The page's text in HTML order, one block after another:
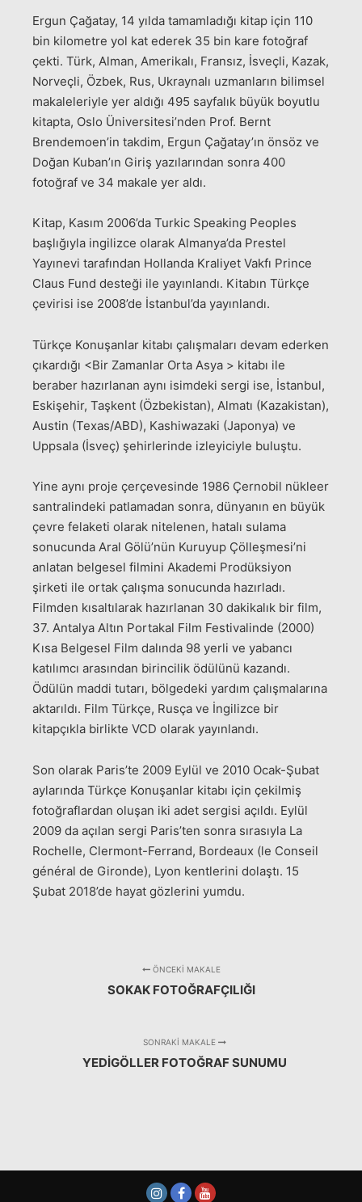
Ergun Çağatay, 14 yılda tamamladığı kitap için 110
bin kilometre yol kat ederek 35 bin kare fotoğraf
çekti. Türk, Alman, Amerikalı, Fransız, İsveçli, Kazak,
Norveçli, Özbek, Rus, Ukraynalı uzmanların bilimsel
makaleleriyle yer aldığı 495 sayfalık büyük boyutlu
kitapta, Oslo Üniversitesi’nden Prof. Bernt
Brendemoen’in takdim, Ergun Çağatay’ın önsöz ve
Doğan Kuban’ın Giriş yazılarından sonra 400
fotoğraf ve 34 makale yer aldı.
Kitap, Kasım 2006’da Turkic Speaking Peoples
başlığıyla ingilizce olarak Almanya’da Prestel
Yayınevi tarafından Hollanda Kraliyet Vakfı Prince
Claus Fund desteği ile yayınlandı. Kitabın Türkçe
çevirisi ise 2008’de İstanbul’da yayınlandı.
Türkçe Konuşanlar kitabı çalışmaları devam ederken
çıkardığı <Bir Zamanlar Orta Asya > kitabı ile
beraber hazırlanan aynı isimdeki sergi ise, İstanbul,
Eskişehir, Taşkent (Özbekistan), Almatı (Kazakistan),
Austin (Texas/ABD), Kashiwazaki (Japonya) ve
Uppsala (İsveç) şehirlerinde izleyiciyle buluştu.
Yine aynı proje çerçevesinde 1986 Çernobil nükleer
santralindeki patlamadan sonra, dünyanın en büyük
çevre felaketi olarak nitelenen, hatalı sulama
sonucunda Aral Gölü’nün Kuruyup Çölleşmesi’ni
anlatan belgesel filmini Akademi Prodüksiyon
şirketi ile ortak çalışma sonucunda hazırladı.
Filmden kısaltılarak hazırlanan 30 dakikalık bir film,
37. Antalya Altın Portakal Film Festivalinde (2000)
Kısa Belgesel Film dalında 98 yerli ve yabancı
katılımcı arasından birincilik ödülünü kazandı.
Ödülün maddi tutarı, bölgedeki yardım çalışmalarına
aktarıldı. Film Türkçe, Rusça ve İngilizce bir
kitapçıkla birlikte VCD olarak yayınlandı.
Son olarak Paris’te 2009 Eylül ve 2010 Ocak-Şubat
aylarında Türkçe Konuşanlar kitabı için çekilmiş
fotoğraflardan oluşan iki adet sergisi açıldı. Eylül
2009 da açılan sergi Paris’ten sonra sırasıyla La
Rochelle, Clermont-Ferrand, Bordeaux (le Conseil
général de Gironde), Lyon kentlerini dolaştı. 15
Şubat 2018’de hayat gözlerini yumdu.
ÖNCEKI MAKALE
SOKAK FOTOĞRAFÇILIĞI
SONRAKI MAKALE
YEDIGÖLLER FOTOĞRAF SUNUMU